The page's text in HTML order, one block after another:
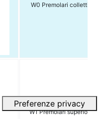
W0 Premolari colletti
W1 Premolari superiori dx/